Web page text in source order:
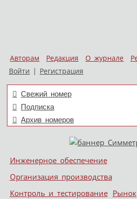
Авторам Редакция О журнале
Войти | Регистрация
Свежий номер
Подписка
Архив номеров
Меню
Skip to content
Инженерное обеспечение
Организация производства
Контроль и тестирование Рынок